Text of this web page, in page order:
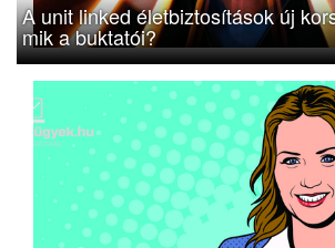
A unit linked életbiztosítások új
mik a buktatói?